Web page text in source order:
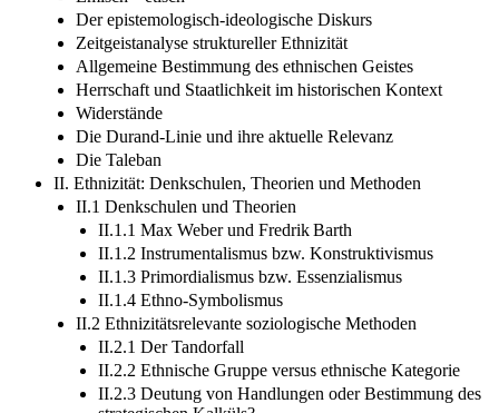
Der epistemologisch-ideologische Diskurs
Zeitgeistanalyse struktureller Ethnizität
Allgemeine Bestimmung des ethnischen Geistes
Herrschaft und Staatlichkeit im historischen Kontext
Widerstände
Die Durand-Linie und ihre aktuelle Relevanz
Die Taleban
II. Ethnizität: Denkschulen, Theorien und Methoden
II.1 Denkschulen und Theorien
II.1.1 Max Weber und Fredrik Barth
II.1.2 Instrumentalismus bzw. Konstruktivismus
II.1.3 Primordialismus bzw. Essenzialismus
II.1.4 Ethno-Symbolismus
II.2 Ethnizitätsrelevante soziologische Methoden
II.2.1 Der Tandorfall
II.2.2 Ethnische Gruppe versus ethnische Kategorie
II.2.3 Deutung von Handlungen oder Bestimmung des